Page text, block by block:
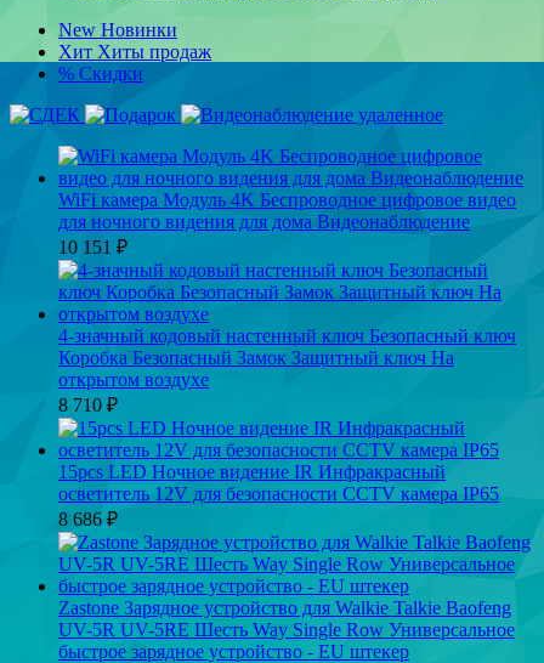
New Новинки
Хит Хиты продаж
% Скидки
WiFi камера Модуль 4K Беспроводное цифровое видео
для ночного видения для дома Видеонаблюдение
10 151 ₽
4-значный кодовый настенный ключ Безопасный ключ
Коробка Безопасный Замок Защитный ключ На
открытом воздухе
8 710 ₽
15pcs LED Ночное видение IR Инфракрасный
осветитель 12V для безопасности CCTV камера IP65
8 686 ₽
Zastone Зарядное устройство для Walkie Talkie Baofeng
UV-5R UV-5RE Шесть Way Single Row Универсальное
быстрое зарядное устройство - EU штекер